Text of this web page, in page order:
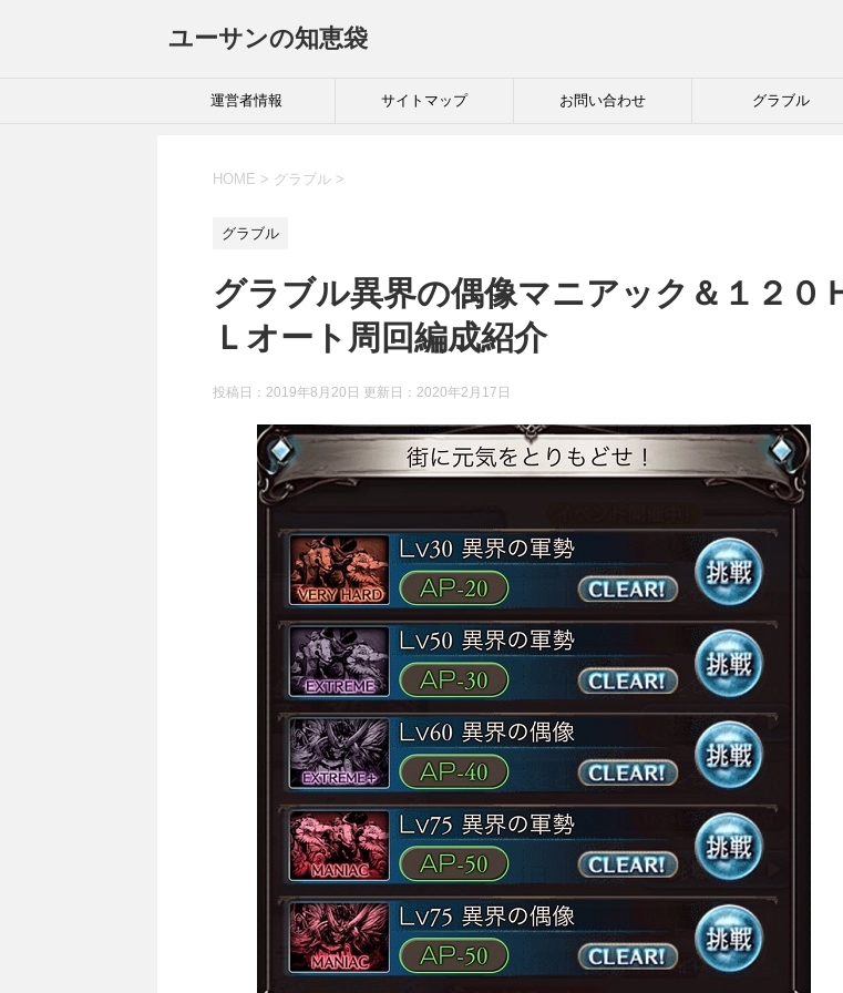
ユーサンの知恵袋
運営者情報 サイトマップ お問い合わせ グラブル
HOME > グラブル >
グラブル
グラブル異界の偶像マニアック＆１２０
Ｌオート周回編成紹介
投稿日：2019年8月20日 更新日： 2020年2月17日